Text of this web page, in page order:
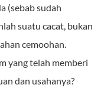
(sebab sudah
suatu cacat, bukan
cemoohan.
yang telah memberi
dan usahanya?